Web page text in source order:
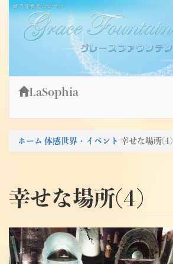
Skip
content
姫乃宮亜美公式サイト～Grace Fountain～
グレースファウンテン
LaSophia
ホーム 体感世界・イベント 幸せな場所(4)
幸せな場所(4)